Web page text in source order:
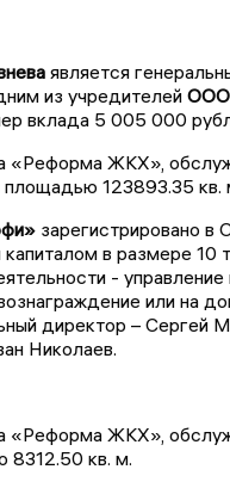
является
из учредителей
вклада 5 005 000
«Реформа ЖКХ»,
123893.35 кв.
зарегистрировано в
в размере 10
-
или на
директор – Сергей
Николаев.
«Реформа ЖКХ»,
кв. м.